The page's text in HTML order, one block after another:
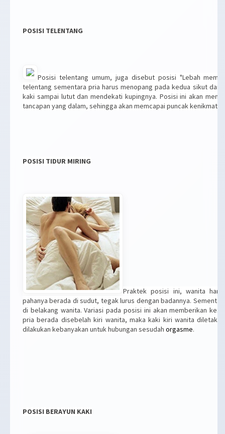
POSISI TELENTANG
Posisi telentang umum, juga disebut posisi "Lebah
telentang sementara pria harus menopang pada kedua sikut dan
kaki sampai lutut dan mendekati kupingnya. Posisi ini akan
tancapan yang dalam, sehingga akan memcapai puncak
POSISI TIDUR MIRING
Praktek posisi ini, wanita
pahanya berada di sudut, tegak lurus dengan badannya.
di belakang wanita. Variasi pada posisi ini akan memberikan
pria berada disebelah kiri wanita, maka kaki kiri wanita
dilakukan kebanyakan untuk hubungan sesudah orgasme.
POSISI BERAYUN KAKI